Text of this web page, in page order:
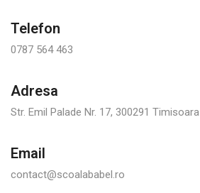
Telefon
0787 564 463
Adresa
Str. Emil Palade Nr. 17, 300291 Timisoara
Email
contact@scoalababel.ro